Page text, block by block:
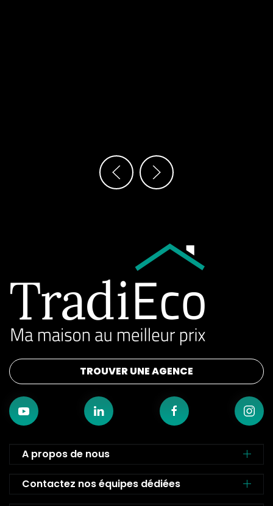
TROUVER UNE AGENCE
A propos de nous
Contactez nos équipes dédiées